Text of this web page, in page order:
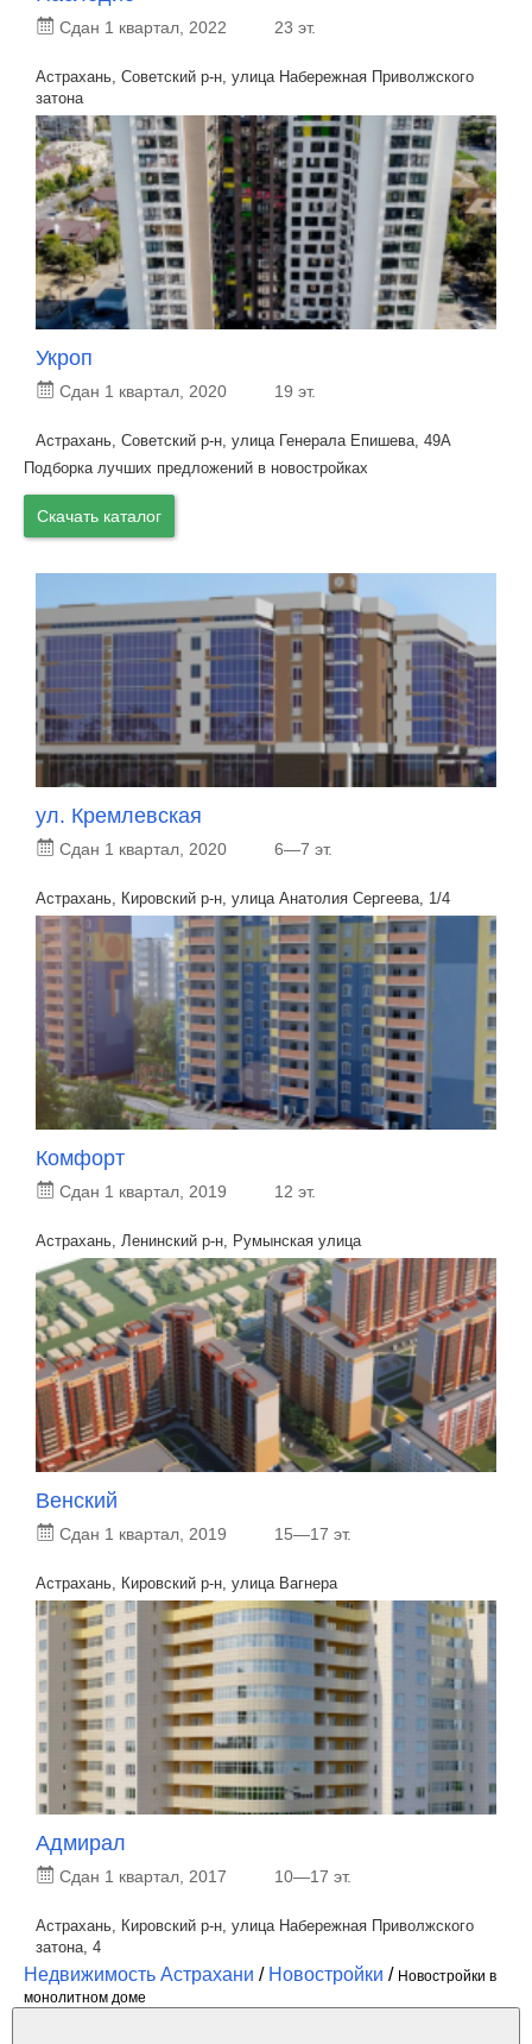
Сдан 1 квартал, 2022 23 эт.
Астрахань, Советский р-н, улица Набережная Приволжского
затона
Укроп
Сдан 1 квартал, 2020 19 эт.
Астрахань, Советский р-н, улица Генерала Епишева, 49А
Подборка лучших предложений в новостройках
Скачать каталог
ул. Кремлевская
Сдан 1 квартал, 2020 6—7 эт.
Астрахань, Кировский р-н, улица Анатолия Сергеева, 1/4
Комфорт
Сдан 1 квартал, 2019 12 эт.
Астрахань, Ленинский р-н, Румынская улица
Венский
Сдан 1 квартал, 2019 15—17 эт.
Астрахань, Кировский р-н, улица Вагнера
Адмирал
Сдан 1 квартал, 2017 10—17 эт.
Астрахань, Кировский р-н, улица Набережная Приволжского
затона, 4
Недвижимость Астрахани / Новостройки / Новостройки в
монолитном доме